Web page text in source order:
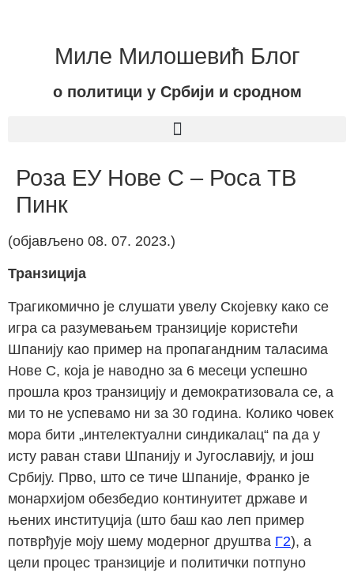
Миле Милошевић Блог
о политици у Србији и сродном
Роза ЕУ Нове С – Роса ТВ
Пинк
(објављено 08. 07. 2023.)
Транзиција
Трагикомично је слушати увелу Скојевку како се
игра са разумевањем транзиције користећи
Шпанију као пример на пропагандним таласима
Нове С, која је наводно за 6 месеци успешно
прошла кроз транзицију и демократизовала се, а
ми то не успевамо ни за 30 година. Колико човек
мора бити „интелектуални синдикалац“ па да у
исту раван стави Шпанију и Југославију, и још
Србију. Прво, што се тиче Шпаније, Франко је
монархијом обезбедио континуитет државе и
њених институција (што баш као леп пример
потврђује моју шему модерног друштва Г2), а
цели процес транзиције и политички потпуно